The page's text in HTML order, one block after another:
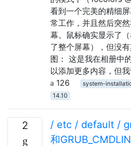
看到一个完美的精细
常工作，并且然后突
幕。鼠标确实显示了
了整个屏幕），但没
图： 这是我在相册中
以添加更多内容，但
126
system-
14.10
2
/ etc / default /
和